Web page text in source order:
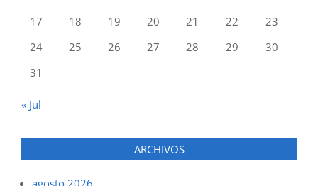
17
18 19 20 21 22
23
24
25 26 27 28 29
30
31
« Jul
ARCHIVOS